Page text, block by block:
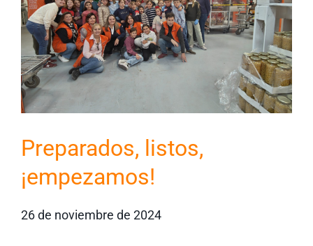
Preparados, listos,
¡empezamos!
26 de noviembre de 2024